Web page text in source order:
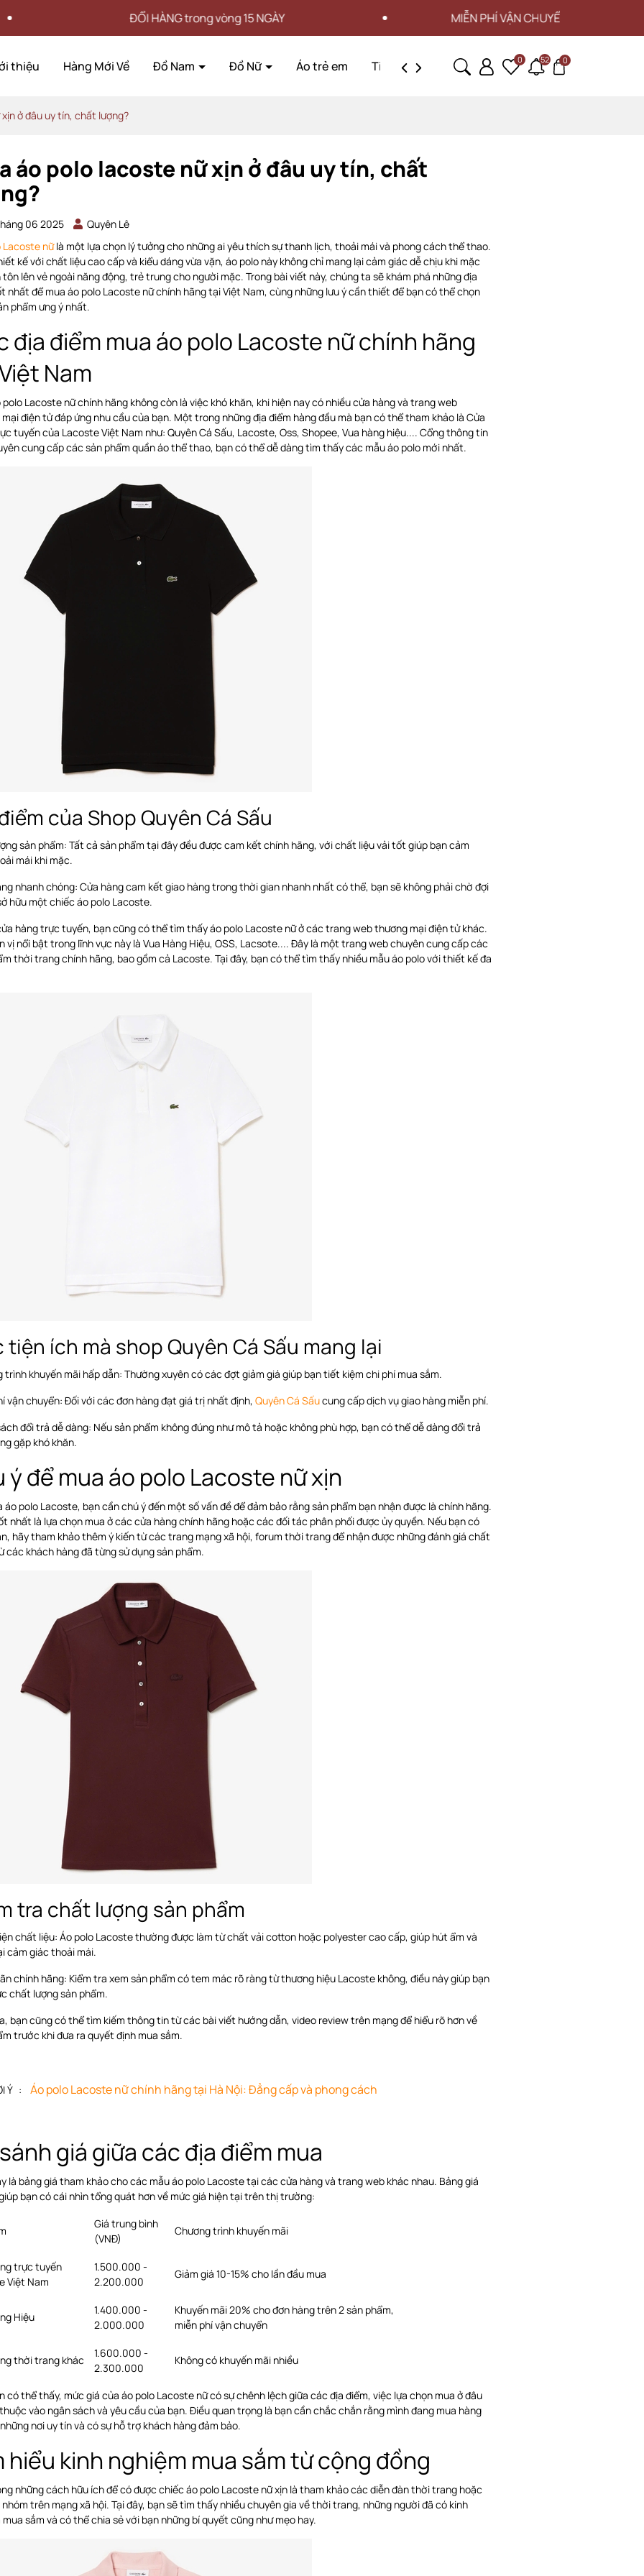
HÀNG trong vòng 15 NGÀY MIỄN PHÍ VẬN CHUYỂN CHO ĐƠN HÀNG TỪ 3 TRIỆU
thiệu Hàng Mới Về Đồ Nam Đồ Nữ Áo trẻ em Tin tức Liên hệ 0 52 0
ở đâu uy tín, chất lượng?
áo polo lacoste nữ xịn ở đâu uy tín, chất
06 2025
Quyên Lê
Lacoste nữlà một lựa chọn lý tưởng cho những ai yêu thích sự thanh lịch, thoải mái và phong cách thể thao.
kế với chất liệu cao cấp và kiểu dáng vừa vặn, áo polo này không chỉ mang lại cảm giác dễ chịu khi mặc
tôn lên vẻ ngoài năng động, trẻ trung cho người mặc. Trong bài viết này, chúng ta sẽ khám phá những địa
nhất để mua áo polo Lacoste nữ chính hãng tại Việt Nam, cùng những lưu ý cần thiết để bạn có thể chọn
phẩm ưng ý nhất.
địa điểm mua áo polo Lacoste nữ chính hãng
Nam
polo Lacoste nữ chính hãng không còn là việc khó khăn, khi hiện nay có nhiều cửa hàng và trang web
điện tử đáp ứng nhu cầu của bạn. Một trong những địa điểm hàng đầu mà bạn có thể tham khảo là Cửa
tuyến của Lacoste Việt Nam như: Quyên Cá Sấu, Lacoste, Oss, Shopee, Vua hàng hiệu.... Cổng thông tin
cung cấp các sản phẩm quần áo thể thao, bạn có thể dễ dàng tìm thấy các mẫu áo polo mới nhất.
của Shop Quyên Cá Sấu
sản phẩm: Tất cả sản phẩm tại đây đều được cam kết chính hãng, với chất liệu vải tốt giúp bạn cảm
mái khi mặc.
nhanh chóng: Cửa hàng cam kết giao hàng trong thời gian nhanh nhất có thể, bạn sẽ không phải chờ đợi
hữu một chiếc áo polo Lacoste.
hàng trực tuyến, bạn cũng có thể tìm thấy áo polo Lacoste nữ ở các trang web thương mại điện tử khác.
vị nổi bật trong lĩnh vực này là Vua Hàng Hiệu, OSS, Lacsote.... Đây là một trang web chuyên cung cấp các
thời trang chính hãng, bao gồm cả Lacoste. Tại đây, bạn có thể tìm thấy nhiều mẫu áo polo với thiết kế đa
tiện ích mà shop Quyên Cá Sấu mang lại
trình khuyến mãi hấp dẫn: Thường xuyên có các đợt giảm giá giúp bạn tiết kiệm chi phí mua sắm.
vận chuyển: Đối với các đơn hàng đạt giá trị nhất định, Quyên Cá Sấucung cấp dịch vụ giao hàng miễn phí.
đổi trả dễ dàng: Nếu sản phẩm không đúng như mô tả hoặc không phù hợp, bạn có thể dễ dàng đổi trả
gặp khó khăn.
ý để mua áo polo Lacoste nữ xịn
áo polo Lacoste, bạn cần chú ý đến một số vấn đề để đảm bảo rằng sản phẩm bạn nhận được là chính hãng.
nhất là lựa chọn mua ở các cửa hàng chính hãng hoặc các đối tác phân phối được ủy quyền. Nếu bạn có
hãy tham khảo thêm ý kiến từ các trang mạng xã hội, forum thời trang để nhận được những đánh giá chất
các khách hàng đã từng sử dụng sản phẩm.
tra chất lượng sản phẩm
chất liệu: Áo polo Lacoste thường được làm từ chất vải cotton hoặc polyester cao cấp, giúp hút ẩm và
cảm giác thoải mái.
chính hãng: Kiểm tra xem sản phẩm có tem mác rõ ràng từ thương hiệu Lacoste không, điều này giúp bạn
chất lượng sản phẩm.
bạn cũng có thể tìm kiếm thông tin từ các bài viết hướng dẫn, video review trên mạng để hiểu rõ hơn về
trước khi đưa ra quyết định mua sắm.
Ý : Áo polo Lacoste nữ chính hãng tại Hà Nội: Đẳng cấp và phong cách
giá giữa các địa điểm mua
là bảng giá tham khảo cho các mẫu áo polo Lacoste tại các cửa hàng và trang web khác nhau. Bảng giá
bạn có cái nhìn tổng quát hơn về mức giá hiện tại trên thị trường:
Giá trung bình
(VNĐ)
Chương trình khuyến mãi
trực tuyến
Việt Nam
1.500.000 -
2.200.000
Giảm giá 10-15% cho lần đầu mua
Hiệu
1.400.000 -
2.000.000
Khuyến mãi 20% cho đơn hàng trên 2 sản phẩm,
miễn phí vận chuyển
thời trang khác
1.600.000 -
2.300.000
Không có khuyến mãi nhiều
có thể thấy, mức giá của áo polo Lacoste nữ có sự chênh lệch giữa các địa điểm, việc lựa chọn mua ở đâu
vào ngân sách và yêu cầu của bạn. Điều quan trọng là bạn cần chắc chắn rằng mình đang mua hàng
nơi uy tín và có sự hỗ trợ khách hàng đảm bảo.
hiểu kinh nghiệm mua sắm từ cộng đồng
những cách hữu ích để có được chiếc áo polo Lacoste nữ xịn là tham khảo các diễn đàn thời trang hoặc
trên mạng xã hội. Tại đây, bạn sẽ tìm thấy nhiều chuyên gia về thời trang, những người đã có kinh
sắm và có thể chia sẻ với bạn những bí quyết cũng như mẹo hay.